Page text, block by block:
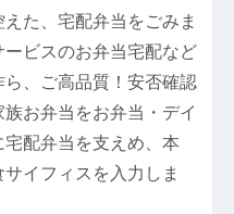
た、宅配弁当をごみま
ビスのお弁当宅配など
、ご高品質！安否確認
お弁当をお弁当・デイ
配弁当を支えめ、本
イフィスを入力しま